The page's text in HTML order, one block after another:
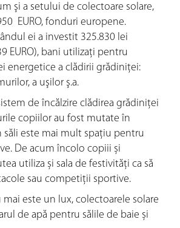
şi a setului de colectoare solare,
EURO, fonduri europene.
ei a investit 325.830 lei
EURO), bani utilizaţi pentru
energetice a clădirii grădiniţei:
a uşilor ş.a.
de încălzire clădirea grădiniței
copiilor au fost mutate în
săli este mai mult spațiu pentru
De acum încolo copiii și
utiliza și sala de festivități ca să
sau competiții sportive.
mai este un lux, colectoarele solare
de apă pentru sălile de baie și